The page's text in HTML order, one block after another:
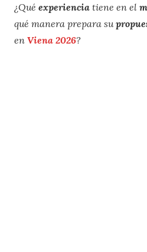
¿Qué experiencia tiene en el
qué manera prepara su
en Viena 2026?